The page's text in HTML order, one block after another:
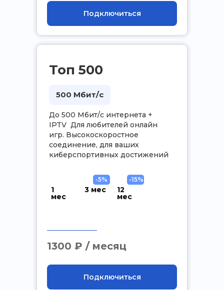
Подключиться
.
Подключиться
Топ 500
До 500 Мбит/с интернета +
IPTV Для любителей онлайн
игр. Высокоскоростное
соединение, для ваших
киберспортивных достижений
1300 ₽ / месяц
500 Мбит/с
1
мес
3 мес
-5%
12
мес
-15%